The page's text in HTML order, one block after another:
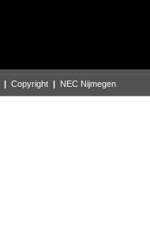
| Copyright | NEC Nijmegen